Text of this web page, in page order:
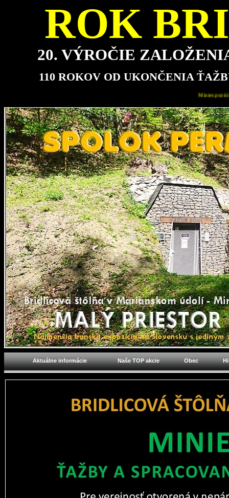
ROK
20. VÝROČIE
110 ROKOV OD UKONČENIA
Miniexpozícia bude pre návštevníkov najbližšie otvorená v
Aktuálne informácie Naše TOP akcie Obec